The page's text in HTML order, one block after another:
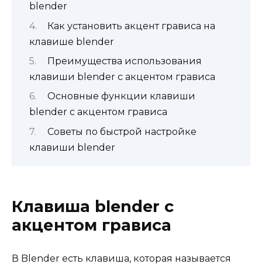
blender
Как установить акцент грависа на
клавише blender
Преимущества использования
клавиши blender с акцентом грависа
Основные функции клавиши
blender с акцентом грависа
Советы по быстрой настройке
клавиши blender
Клавиша blender с
акцентом грависа
В Blender есть клавиша, которая называется